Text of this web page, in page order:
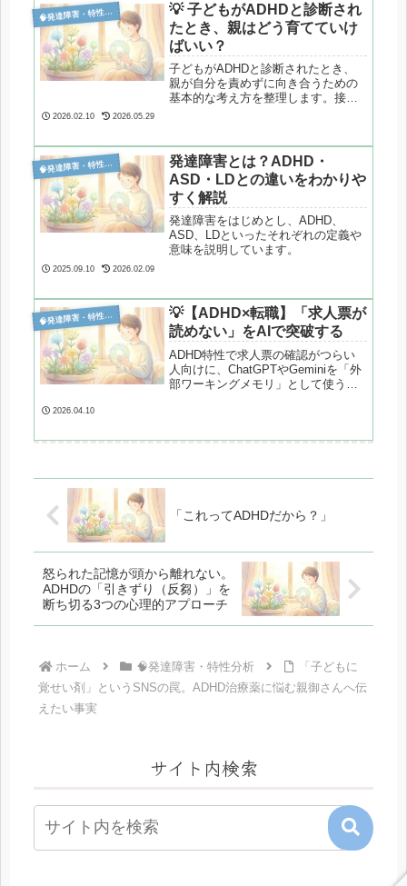

発達障害・特性分析
💡 子どもがADHDと診断され
たとき、親はどう育てていけ
ばいい？
子どもがADHDと診断されたとき、
親が自分を責めずに向き合うための
基本的な考え方を整理します。接し
2026.02.10 2026.05.29

発達障害・特性分析
発達障害とは？ADHD・
ASD・LDとの違いをわかりや
すく解説
発達障害をはじめとし、ADHD、
ASD、LDといったそれぞれの定義や
意味を説明しています。
2025.09.10 2026.02.09

発達障害・特性分析
💡【ADHD×転職】「求人票が
読めない」をAIで突破する
ADHD特性で求人票の確認がつらい
人向けに、ChatGPTやGeminiを「外
部ワーキングメモリ」として使う安
2026.04.10
「これってADHDだから？」
怒られた記憶が頭から離れない。
ADHDの「引きずり（反芻）」を
断ち切る3つの心理的アプローチ
ホーム 🧠発達障害・特性分析
「子どもに
覚せい剤」というSNSの罠。ADHD治療薬に悩む親御さんへ伝
えたい事実
サイト内検索